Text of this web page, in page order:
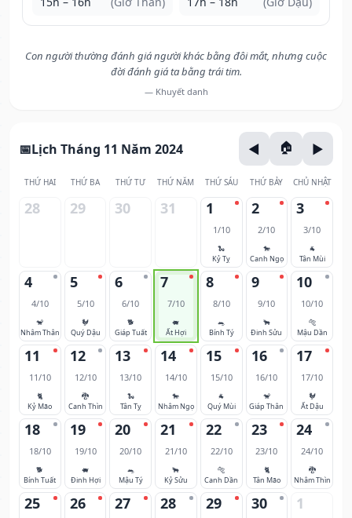
Con người thường đánh giá người khác bằng đôi mắt, nhưng cuộc
đời đánh giá ta bằng trái tim.
— Khuyết danh
Lịch Tháng 11 Năm 2024
THỨ HAI THỨ BA THỨ TƯ THỨ NĂM THỨ SÁU THỨ BẢY CHỦ NHẬT
28 29 30 31 1
1/10
🐍
Kỷ Tỵ
2
2/10
🐎
Canh Ngọ
3
3/10
🐐
Tân Mùi
4
4/10
🐒
Nhâm Thân
5
5/10
🐓
Quý Dậu
6
6/10
🐕
Giáp Tuất
7
7/10
🐖
Ất Hợi
8
8/10
🐀
Bính Tý
9
9/10
🐂
Đinh Sửu
10
10/10
🐅
Mậu Dần
11
11/10
🐈
Kỷ Mão
12
12/10
🐉
Canh Thìn
13
13/10
🐍
Tân Tỵ
14
14/10
🐎
Nhâm Ngọ
15
15/10
🐐
Quý Mùi
16
16/10
🐒
Giáp Thân
17
17/10
🐓
Ất Dậu
18
18/10
🐕
Bính Tuất
19
19/10
🐖
Đinh Hợi
20
20/10
🐀
Mậu Tý
21
21/10
🐂
Kỷ Sửu
22
22/10
🐅
Canh Dần
23
23/10
🐈
Tân Mão
24
24/10
🐉
Nhâm Thìn
25 26 27 28 29 30 1